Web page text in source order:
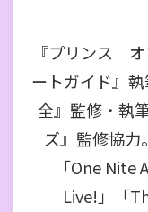
『プリンス
ートガイド』
全』監修・執
ズ』監修協力
「One Nite
Live!」「